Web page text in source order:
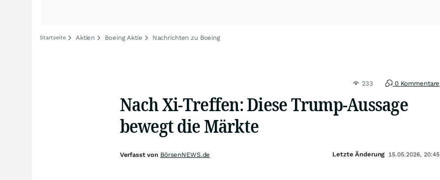
Startseite Aktien Boeing Aktie Nachrichten zu Boeing
233 0 Kommentare
Nach Xi-Treffen: Diese Trump-Aussage
bewegt die Märkte
Verfasst von BörsenNEWS.de Letzte Änderung 15.05.2026, 20:45